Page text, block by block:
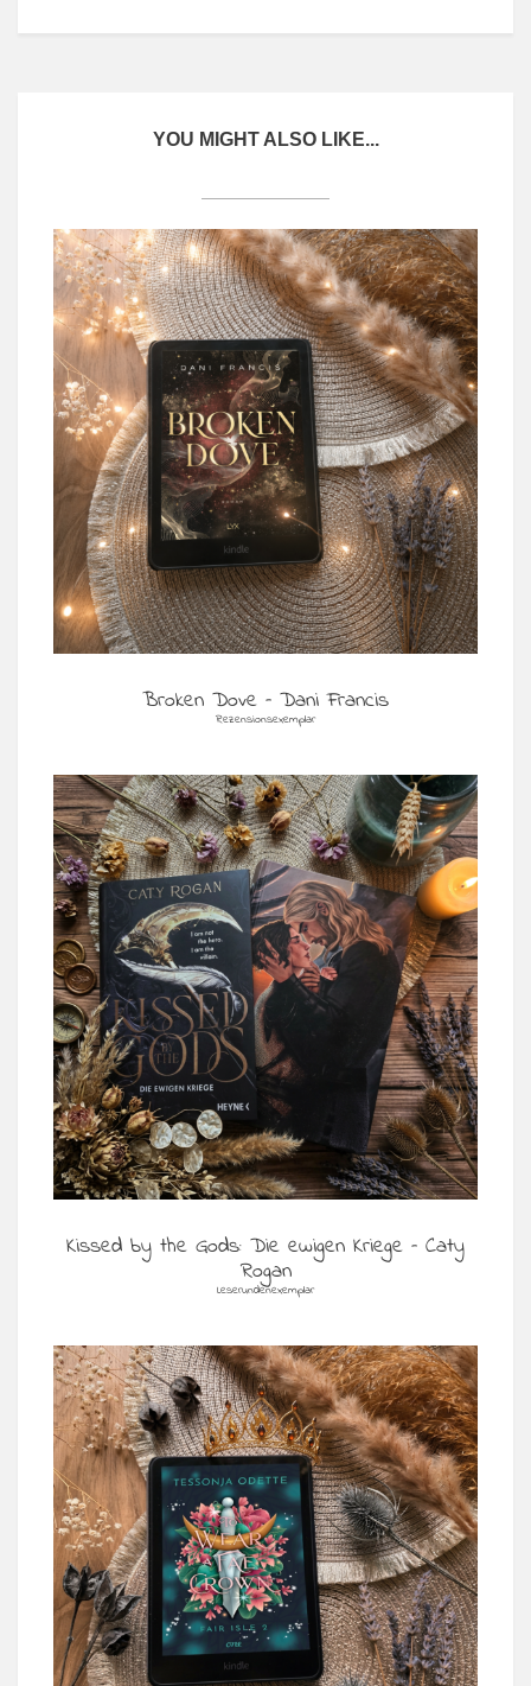
YOU MIGHT ALSO LIKE...
Broken Dove – Dani Francis
Rezensionsexemplar
Kissed by the Gods: Die ewigen Kriege – Caty
Rogan
Leserundenexemplar